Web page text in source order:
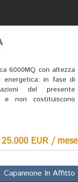
6000MQ con altezza
energetica: in fase di
del presente
e non costituiscono
25.000 EUR / mese
Capannone In Affitto